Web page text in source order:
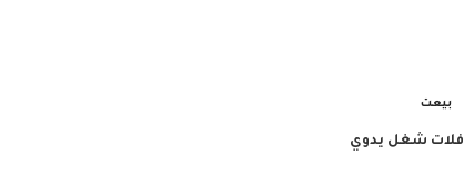
بيعت
فلات شغل يدوي